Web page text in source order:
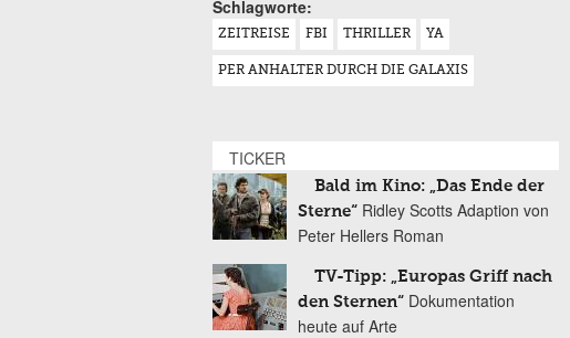
Schlagworte:
ZEITREISE FBI THRILLER YA
PER ANHALTER DURCH DIE GALAXIS
TICKER
Bald im Kino: „Das Ende der
Sterne“ Ridley Scotts Adaption von
Peter Hellers Roman
TV-Tipp: „Europas Griff nach
den Sternen“ Dokumentation
heute auf Arte